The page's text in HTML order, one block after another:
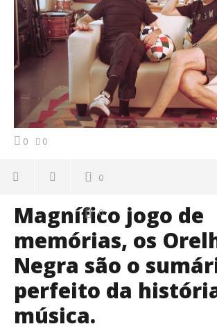
0 0
0
0
Magnífico jogo de
memórias, os
Negra são o
perfeito da
música.